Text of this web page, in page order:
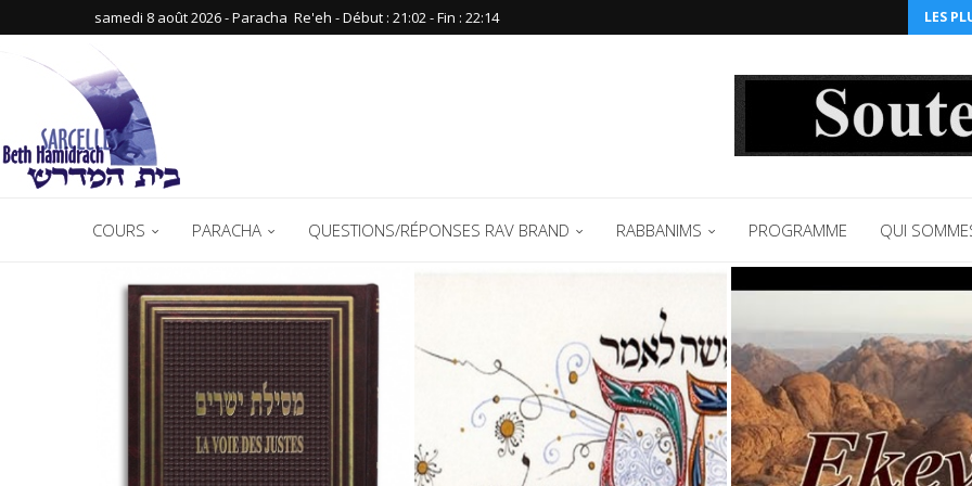
samedi 8 août 2026 - Paracha ‪ Re'eh‬ - Début : 21:02‬ - Fin : ‪22:14‬ LES
COURS PARACHA QUESTIONS/RÉPONSES RAV BRAND RABBANIMS PROGRAMME QUI